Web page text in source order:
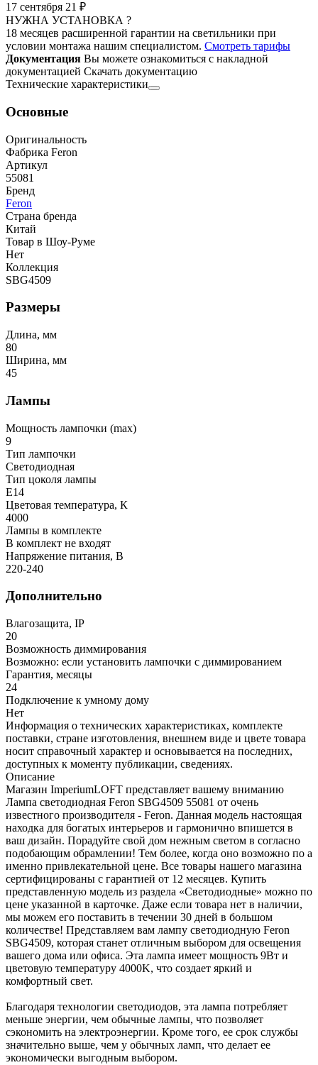
17 сентября 21 ₽
НУЖНА УСТАНОВКА ?
18 месяцев расширенной гарантии на светильники при
условии монтажа нашим специалистом. Смотреть тарифы
Документация Вы можете ознакомиться с накладной
документацией Скачать документацию
Технические характеристики
Основные
Оригинальность
Фабрика Feron
Артикул
55081
Бренд
Feron
Страна бренда
Китай
Товар в Шоу-Руме
Нет
Коллекция
SBG4509
Размеры
Длина, мм
80
Ширина, мм
45
Лампы
Мощность лампочки (max)
9
Тип лампочки
Светодиодная
Тип цоколя лампы
E14
Цветовая температура, К
4000
Лампы в комплекте
В комплект не входят
Напряжение питания, В
220-240
Дополнительно
Влагозащита, IP
20
Возможность диммирования
Возможно: если установить лампочки с диммированием
Гарантия, месяцы
24
Подключение к умному дому
Нет
Информация о технических характеристиках, комплекте
поставки, стране изготовления, внешнем виде и цвете товара
носит справочный характер и основывается на последних,
доступных к моменту публикации, сведениях.
Описание
Магазин ImperiumLOFT представляет вашему вниманию
Лампа светодиодная Feron SBG4509 55081 от очень
известного производителя - Feron. Данная модель настоящая
находка для богатых интерьеров и гармонично впишется в
ваш дизайн. Порадуйте свой дом нежным светом в согласно
подобающим обрамлении! Тем более, когда оно возможно по а
именно привлекательной цене. Все товары нашего магазина
сертифицированы с гарантией от 12 месяцев. Купить
представленную модель из раздела «Светодиодные» можно по
цене указанной в карточке. Даже если товара нет в наличии,
мы можем его поставить в течении 30 дней в большом
количестве! Представляем вам лампу светодиодную Feron
SBG4509, которая станет отличным выбором для освещения
вашего дома или офиса. Эта лампа имеет мощность 9Вт и
цветовую температуру 4000K, что создает яркий и
комфортный свет.
Благодаря технологии светодиодов, эта лампа потребляет
меньше энергии, чем обычные лампы, что позволяет
сэкономить на электроэнергии. Кроме того, ее срок службы
значительно выше, чем у обычных ламп, что делает ее
экономически выгодным выбором.